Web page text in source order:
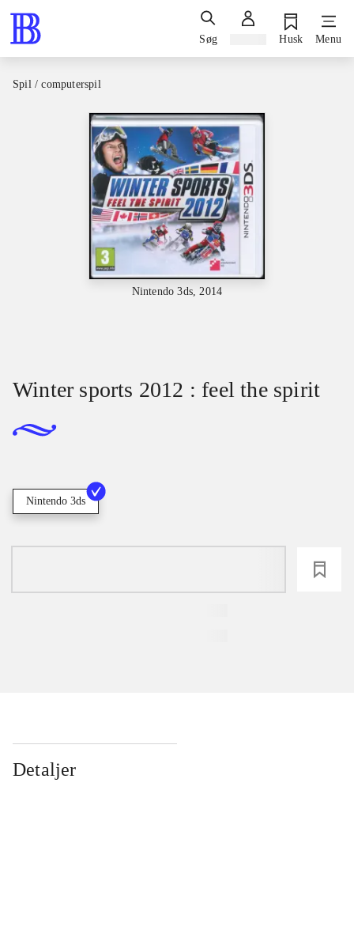
Søg Husk Menu
Spil / computerspil
Nintendo 3ds, 2014
Winter sports 2012 : feel the spirit
Nintendo 3ds
Detaljer